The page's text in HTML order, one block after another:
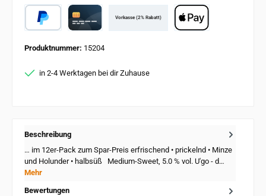
Vorkasse (2% Rabatt)
Produktnummer: 15204
in 2-4 Werktagen bei dir Zuhause
Beschreibung
… im 12er-Pack zum Spar-Preis erfrischend • prickelnd • Minze
und Holunder • halbsüß Medium-Sweet, 5.0 % vol. U'go - d…
Mehr
Bewertungen